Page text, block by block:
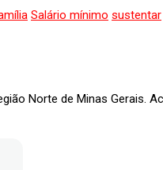
Salário mínimo sustentar
Norte de Minas Gerais.